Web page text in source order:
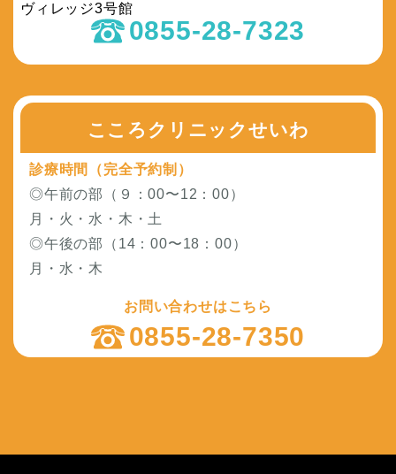
ヴィレッジ3号館
0855-28-7323
こころクリニックせいわ
診療時間（完全予約制）
◎午前の部（９：00〜12：00）
月・火・水・木・土
◎午後の部（14：00〜18：00）
月・水・木
お問い合わせはこちら
0855-28-7350